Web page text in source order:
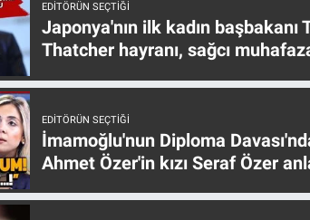
EDITÖRÜN SEÇTIĞI
Japonya'nın ilk kadın
Thatcher hayranı, sağcı
EDITÖRÜN SEÇTIĞI
İmamoğlu'nun Diploma
Ahmet Özer'in kızı Seraf Özer